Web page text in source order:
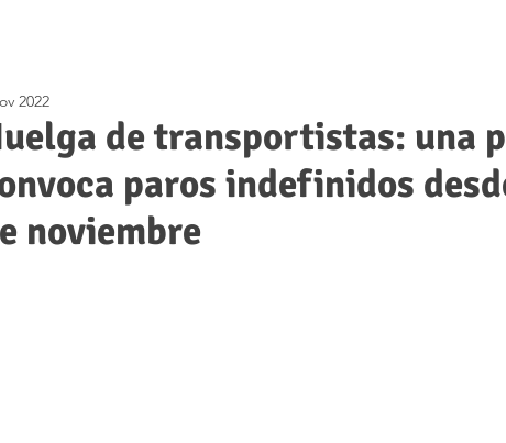
de transportistas: una
paros indefinidos
noviembre
2022